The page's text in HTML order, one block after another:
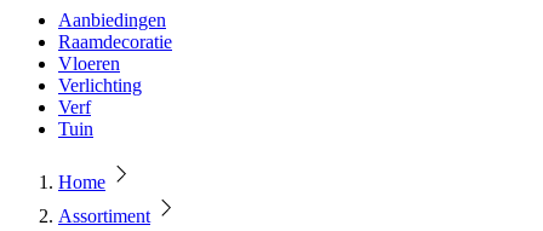
Aanbiedingen
Raamdecoratie
Vloeren
Verlichting
Verf
Tuin
Home
Assortiment